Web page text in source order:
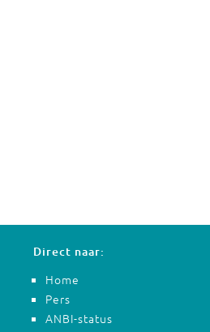
Direct naar:
Home
Pers
ANBI-status